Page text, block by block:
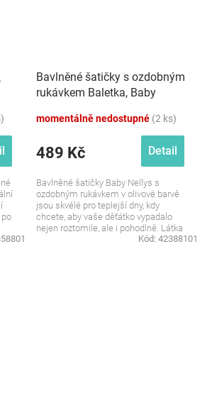
Bavlněné šatičky s ozdobným
rukávkem Baletka, Baby
momentálně nedostupné (2 ks)
489 Kč Detail
Bavlněné šatičky Baby Nellys s
ozdobným rukávkem v olivové barvě
jsou skvélé pro teplejší dny, kdy
chcete, aby vaše děťátko vypadalo
nejen roztomile, ale i pohodlně. Látka
Kód: 42388101